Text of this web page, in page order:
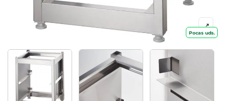
Pocas uds.